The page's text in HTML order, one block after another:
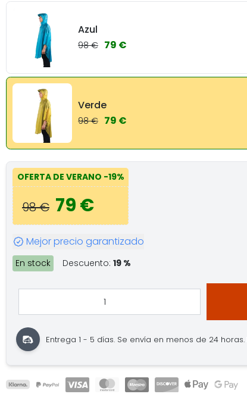
Azul
98 € 79 €
Verde
98 € 79 €
OFERTA DE VERANO -19%
98 € 79 €
Mejor precio garantizado
En stock Descuento: 19 %
Entrega 1 - 5 días. Se envía en menos de 24 horas.